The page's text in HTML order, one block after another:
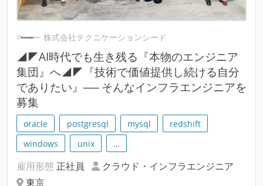
株式会社テクニケーションシード
◢◤AI時代でも生き残る『本物のエンジニア
集団』へ◢◤『技術で価値提供し続ける自分
でありたい』── そんなインフラエンジニアを
募集
oracle postgresql mysql
redshift
windows
unix …
雇用形態 正社員
クラウド・インフラエンジニア
東京